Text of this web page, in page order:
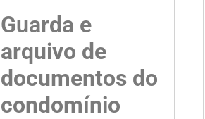
Guarda e
arquivo de
documentos do
condomínio